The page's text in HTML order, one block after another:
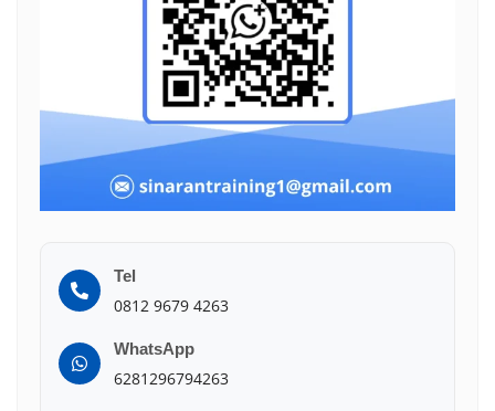
Tel
0812 9679 4263
WhatsApp
6281296794263